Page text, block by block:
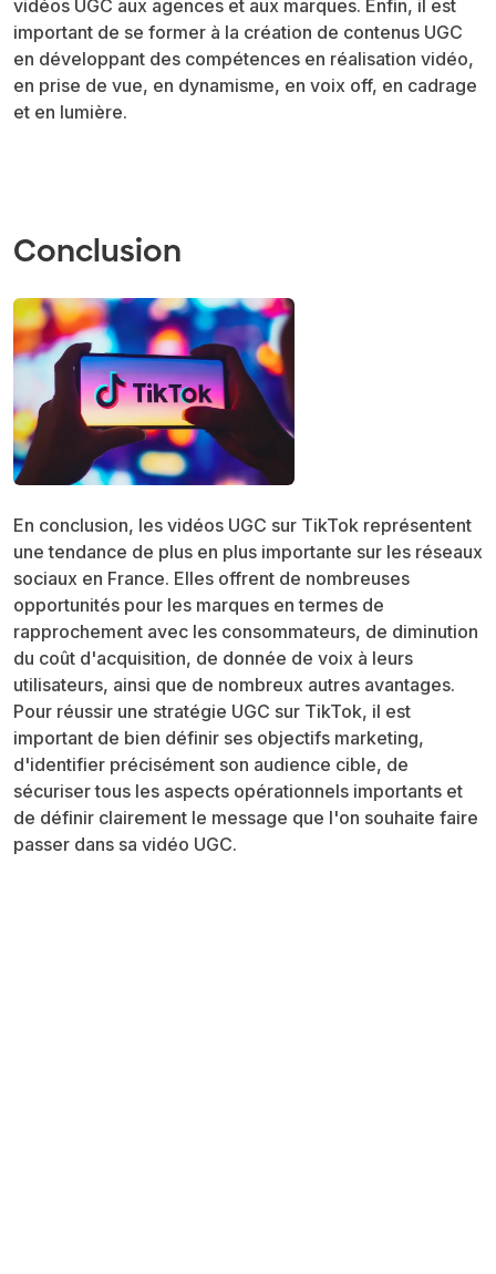
vidéos UGC aux agences et aux marques. Enfin, il est
important de se former à la création de contenus UGC
en développant des compétences en réalisation vidéo,
en prise de vue, en dynamisme, en voix off, en cadrage
et en lumière.
Conclusion
En conclusion, les vidéos UGC sur TikTok représentent
une tendance de plus en plus importante sur les réseaux
sociaux en France. Elles offrent de nombreuses
opportunités pour les marques en termes de
rapprochement avec les consommateurs, de diminution
du coût d'acquisition, de donnée de voix à leurs
utilisateurs, ainsi que de nombreux autres avantages.
Pour réussir une stratégie UGC sur TikTok, il est
important de bien définir ses objectifs marketing,
d'identifier précisément son audience cible, de
sécuriser tous les aspects opérationnels importants et
de définir clairement le message que l'on souhaite faire
passer dans sa vidéo UGC.